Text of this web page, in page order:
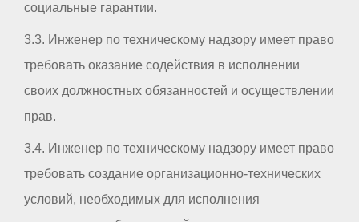
социальные гарантии.
3.3. Инженер по техническому надзору имеет право
требовать оказание содействия в исполнении
своих должностных обязанностей и осуществлении
прав.
3.4. Инженер по техническому надзору имеет право
требовать создание организационно-технических
условий, необходимых для исполнения